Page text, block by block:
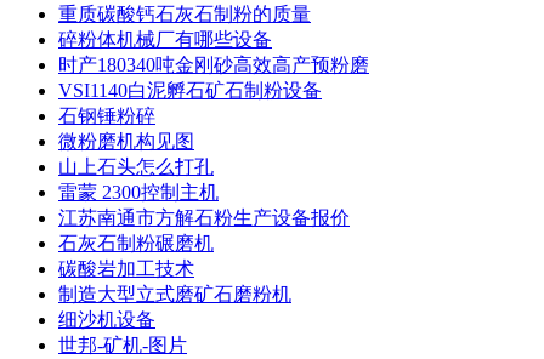
重质碳酸钙石灰石制粉的质量
碎粉体机械厂有哪些设备
时产180340吨金刚砂高效高产预粉磨
VSI1140白泥孵石矿石制粉设备
石钢锤粉碎
微粉磨机构见图
山上石头怎么打孔
雷蒙 2300控制主机
江苏南通市方解石粉生产设备报价
石灰石制粉碾磨机
碳酸岩加工技术
制造大型立式磨矿石磨粉机
细沙机设备
世邦-矿机-图片